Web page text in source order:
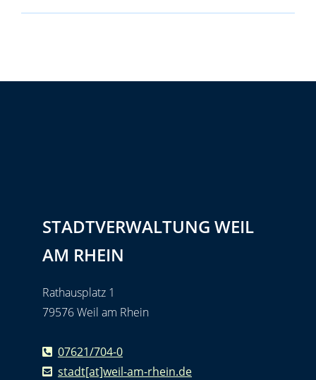
STADTVERWALTUNG WEIL
AM RHEIN
Rathausplatz 1
79576 Weil am Rhein
07621/704-0
stadt[at]weil-am-rhein.de